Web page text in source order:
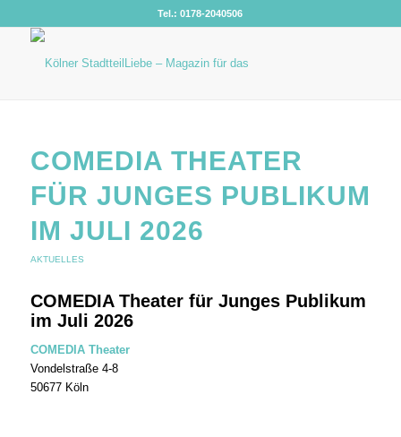
Tel.: 0178-2040506
COMEDIA THEATER
FÜR JUNGES PUBLIKUM
IM JULI 2026
AKTUELLES
COMEDIA Theater für Junges Publikum
im Juli 2026
COMEDIA Theater
Vondelstraße 4-8
50677 Köln